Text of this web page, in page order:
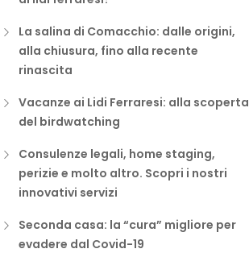
La salina di Comacchio: dalle origini,
alla chiusura, fino alla recente
rinascita
Vacanze ai Lidi Ferraresi: alla scoperta
del birdwatching
Consulenze legali, home staging,
perizie e molto altro. Scopri i nostri
innovativi servizi
Seconda casa: la “cura” migliore per
evadere dal Covid-19